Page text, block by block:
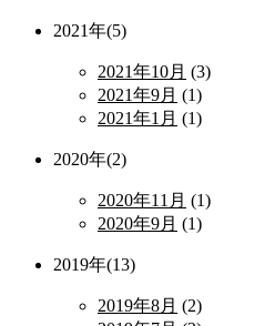
2021年(5)
2021年10月 (3)
2021年9月 (1)
2021年1月 (1)
2020年(2)
2020年11月 (1)
2020年9月 (1)
2019年(13)
2019年8月 (2)